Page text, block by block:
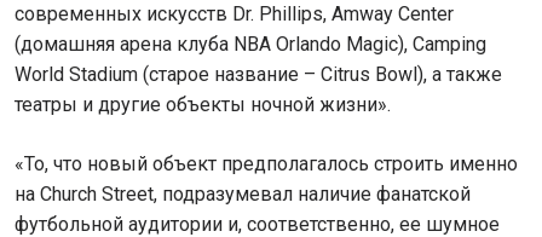
современных искусств Dr. Phillips, Amway Center
(домашняя арена клуба NBA Orlando Magic), Camping
World Stadium (старое название – Citrus Bowl), а также
театры и другие объекты ночной жизни».
«То, что новый объект предполагалось строить именно
на Church Street, подразумевал наличие фанатской
футбольной аудитории и, соответственно, ее шумное